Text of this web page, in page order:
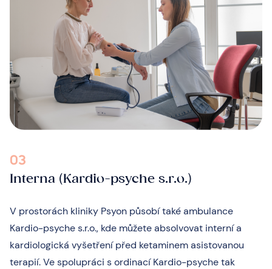
03
Interna (Kardio-psyche s.r.o.)
V prostorách kliniky Psyon působí také ambulance
Kardio-psyche s.r.o., kde můžete absolvovat interní a
kardiologická vyšetření před ketaminem asistovanou
terapií. Ve spolupráci s ordinací Kardio-psyche tak